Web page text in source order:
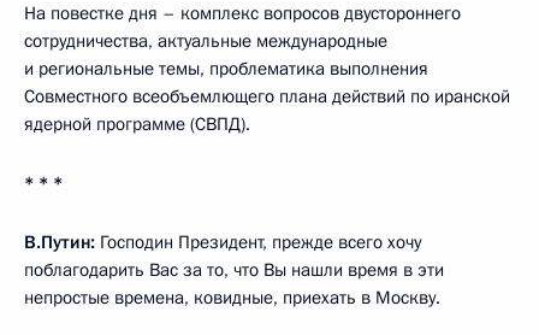
На повестке дня – комплекс вопросов двустороннего
сотрудничества, актуальные международные
и региональные темы, проблематика выполнения
Совместного всеобъемлющего плана действий по иранской
ядерной программе (СВПД).
* * *
В.Путин: Господин Президент, прежде всего хочу
поблагодарить Вас за то, что Вы нашли время в эти
непростые времена, ковидные, приехать в Москву.